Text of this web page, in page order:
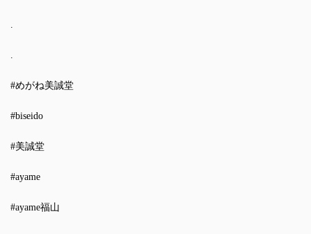
#めがね美誠堂
#biseido
#美誠堂
#ayame
#ayame福山